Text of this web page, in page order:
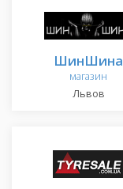
ШинШина
магазин
Львов